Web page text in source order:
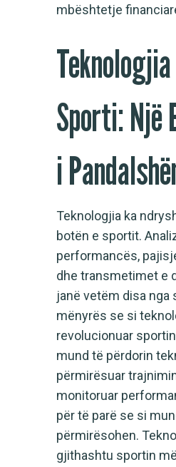
mbështetje
Sporti: Një
i
Teknologjia ka
botën e sportit.
performancës,
dhe transmetimet e
janë vetëm disa nga
mënyrës se si
revolucionuar
mund të përdorin
përmirësuar
monitoruar
për të parë se si
përmirësohen.
gjithashtu sportin